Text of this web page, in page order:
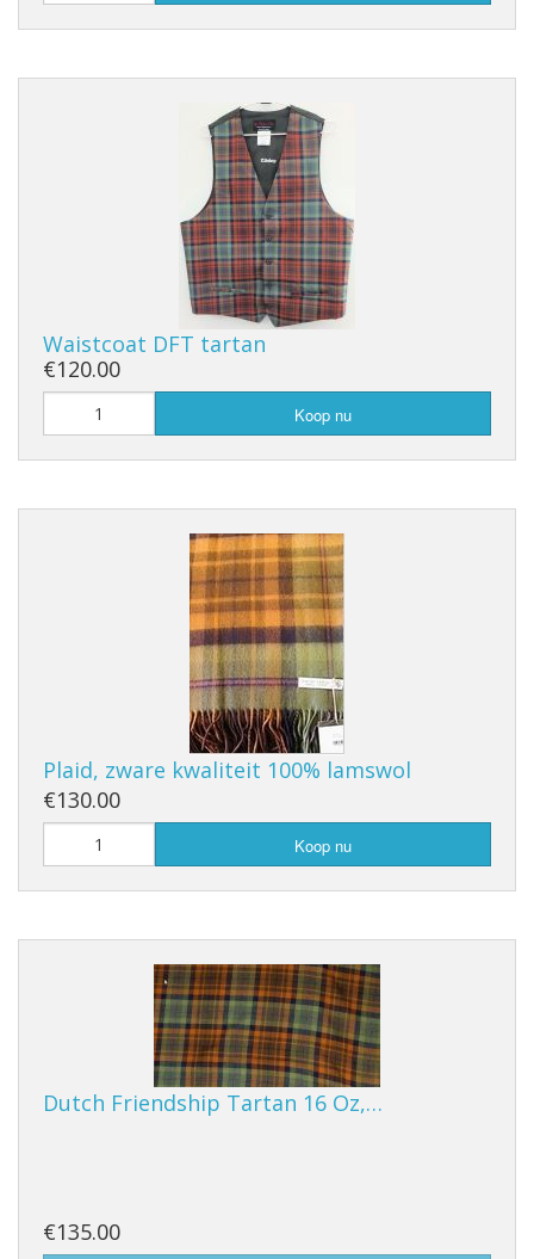
Waistcoat DFT tartan
€120.00
Koop nu
Plaid, zware kwaliteit 100% lamswol
€130.00
Koop nu
Dutch Friendship Tartan 16 Oz,…
€135.00